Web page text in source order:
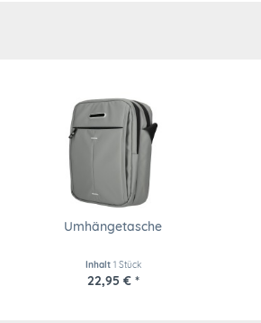
Umhängetasche
Inhalt 1 Stück
22,95 € *